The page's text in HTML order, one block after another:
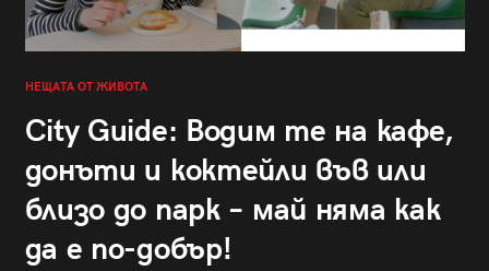
НЕЩАТА ОТ ЖИВОТА
City Guide: Водим те на кафе,
донъти и коктейли във или
близо до парк – май няма как
да е по-добър!